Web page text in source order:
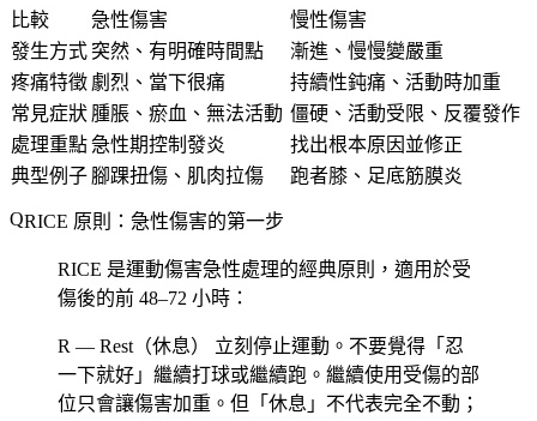
比較 急性傷害
慢性傷害
發生方式突然、有明確時間點
漸進、慢慢變嚴重
疼痛特徵 劇烈、當下很痛
持續性鈍痛、活動時加重
常見症狀 腫脹、瘀血、無法活動 僵硬、活動受限、反覆發作
處理重點急性期控制發炎
找出根本原因並修正
典型例子 腳踝扭傷、肌肉拉傷 跑者膝、足底筋膜炎
RICE 原則：急性傷害的第一步
RICE 是運動傷害急性處理的經典原則，適用於受
傷後的前 48–72 小時：
R — Rest（休息）
立刻停止運動。不要覺得「忍
一下就好」繼續打球或繼續跑。繼續使用受傷的部
位只會讓傷害加重。但「休息」不代表完全不動；